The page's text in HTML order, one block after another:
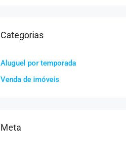
Categorias
Aluguel por temporada
Venda de imóveis
Meta